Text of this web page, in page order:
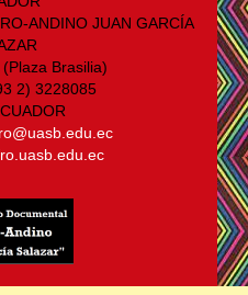
ANDINO JUAN GARCÍA
Brasilia)
2) 3228085